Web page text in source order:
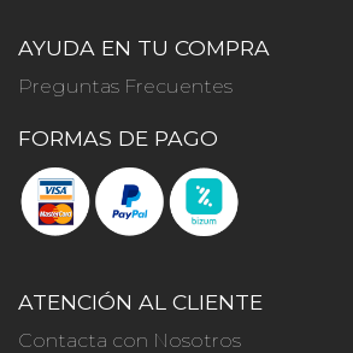
AYUDA EN TU COMPRA
Preguntas Frecuentes
FORMAS DE PAGO
ATENCIÓN AL CLIENTE
Contacta con Nosotros